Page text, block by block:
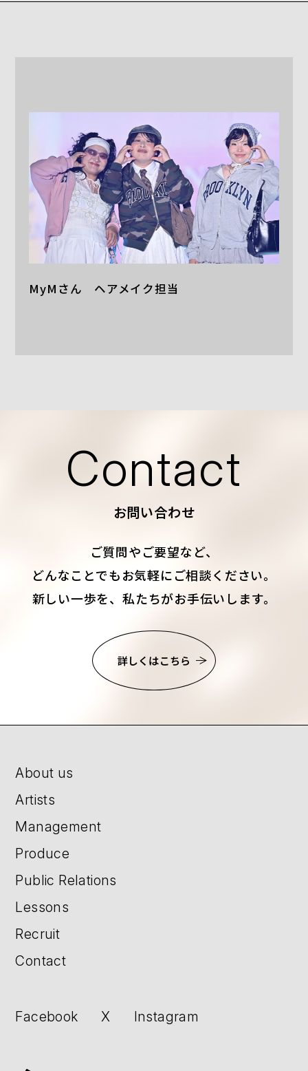
MyMさん ヘアメイク担当
Contact
お問い合わせ
ご質問やご要望など、
どんなことでもお気軽にご相談ください。
新しい一歩を、私たちがお手伝いします。
詳しくはこちら
About us
Artists
Management
Produce
Public Relations
Lessons
Recruit
Contact
Facebook X Instagram